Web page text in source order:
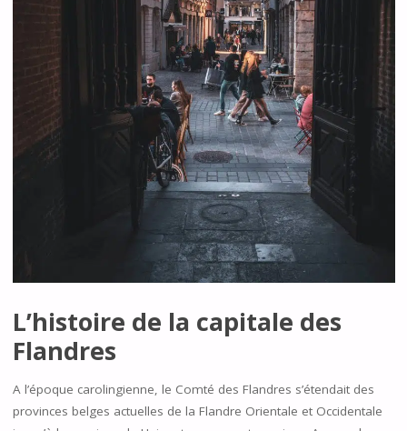
L’histoire de la capitale des
Flandres
A l’époque carolingienne, le Comté des Flandres s’étendait des
provinces belges actuelles de la Flandre Orientale et Occidentale